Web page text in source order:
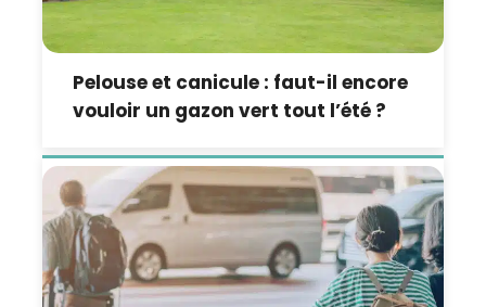
Pelouse et canicule : faut-il encore
vouloir un gazon vert tout l’été ?